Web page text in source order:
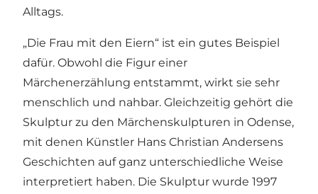
Alltags.
„Die Frau mit den Eiern“ ist ein gutes Beispiel
dafür. Obwohl die Figur einer
Märchenerzählung entstammt, wirkt sie sehr
menschlich und nahbar. Gleichzeitig gehört die
Skulptur zu den Märchenskulpturen in Odense,
mit denen Künstler Hans Christian Andersens
Geschichten auf ganz unterschiedliche Weise
interpretiert haben. Die Skulptur wurde 1997